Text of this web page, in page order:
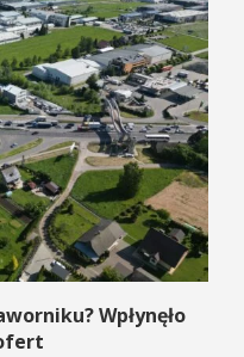
Wpłynęło